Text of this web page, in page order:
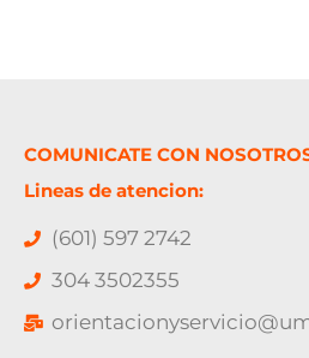
COMUNICATE CON
Lineas de atencion:
(601) 597 2742
304 3502355